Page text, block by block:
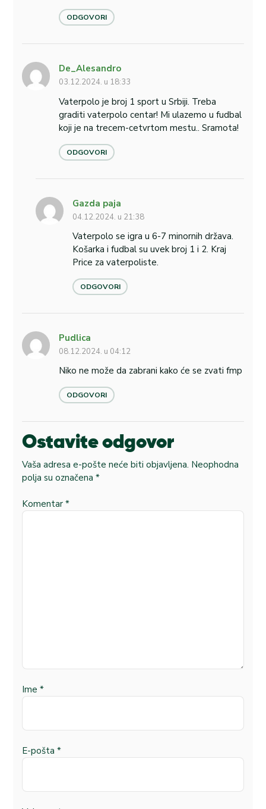
ODGOVORI
De_Alesandro
03.12.2024. u 18:33
Vaterpolo je broj 1 sport u Srbiji. Treba
graditi vaterpolo centar! Mi ulazemo u fudbal
koji je na trecem-cetvrtom mestu.. Sramota!
ODGOVORI
Gazda paja
04.12.2024. u 21:38
Vaterpolo se igra u 6-7 minornih država.
Košarka i fudbal su uvek broj 1 i 2. Kraj
Price za vaterpoliste.
ODGOVORI
Pudlica
08.12.2024. u 04:12
Niko ne može da zabrani kako će se zvati fmp
ODGOVORI
Ostavite odgovor
Vaša adresa e-pošte neće biti objavljena. Neophodna
polja su označena *
Komentar *
Ime *
E-pošta *